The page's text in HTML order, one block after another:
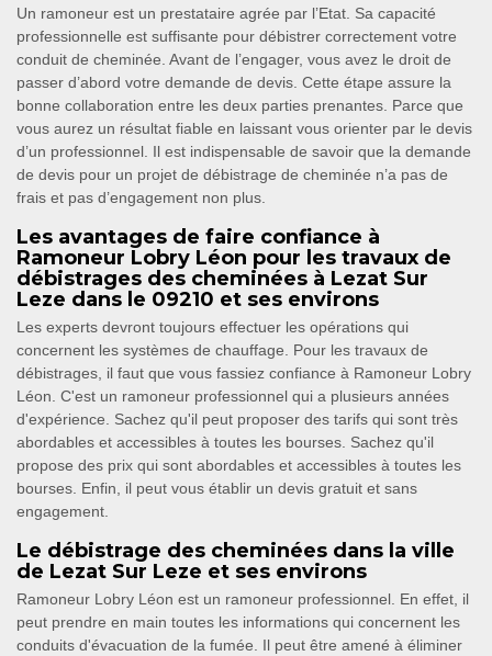
Un ramoneur est un prestataire agrée par l’Etat. Sa capacité
professionnelle est suffisante pour débistrer correctement votre
conduit de cheminée. Avant de l’engager, vous avez le droit de
passer d’abord votre demande de devis. Cette étape assure la
bonne collaboration entre les deux parties prenantes. Parce que
vous aurez un résultat fiable en laissant vous orienter par le devis
d’un professionnel. Il est indispensable de savoir que la demande
de devis pour un projet de débistrage de cheminée n’a pas de
frais et pas d’engagement non plus.
Les avantages de faire confiance à
Ramoneur Lobry Léon pour les travaux de
débistrages des cheminées à Lezat Sur
Leze dans le 09210 et ses environs
Les experts devront toujours effectuer les opérations qui
concernent les systèmes de chauffage. Pour les travaux de
débistrages, il faut que vous fassiez confiance à Ramoneur Lobry
Léon. C'est un ramoneur professionnel qui a plusieurs années
d'expérience. Sachez qu'il peut proposer des tarifs qui sont très
abordables et accessibles à toutes les bourses. Sachez qu'il
propose des prix qui sont abordables et accessibles à toutes les
bourses. Enfin, il peut vous établir un devis gratuit et sans
engagement.
Le débistrage des cheminées dans la ville
de Lezat Sur Leze et ses environs
Ramoneur Lobry Léon est un ramoneur professionnel. En effet, il
peut prendre en main toutes les informations qui concernent les
conduits d'évacuation de la fumée. Il peut être amené à éliminer